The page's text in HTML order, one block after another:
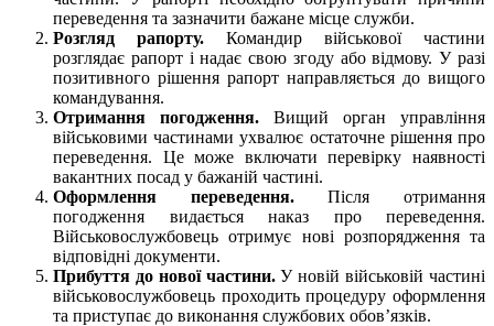
переведення та зазначити бажане місце служби.
Розгляд рапорту. Командир військової частини
розглядає рапорт і надає свою згоду або відмову. У разі
позитивного рішення рапорт направляється до вищого
командування.
Отримання погодження. Вищий орган управління
військовими частинами ухвалює остаточне рішення про
переведення. Це може включати перевірку наявності
вакантних посад у бажаній частині.
Оформлення переведення.Після отримання
погодження видається наказ про переведення.
Військовослужбовець отримує нові розпорядження та
відповідні документи.
Прибуття до нової частини.У новій військовій частині
військовослужбовець проходить процедуру оформлення
та приступає до виконання службових обов’язків.